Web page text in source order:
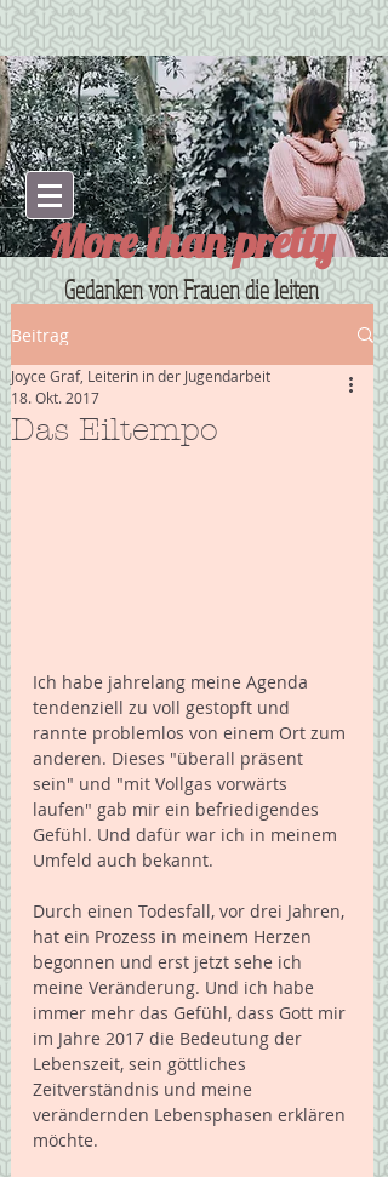
More than pretty
Gedanken von Frauen die leiten
Beitrag
Das Eiltempo
Joyce Graf, Leiterin in der Jugendarbeit
18. Okt. 2017
Ich habe jahrelang meine Agenda
tendenziell zu voll gestopft und
rannte problemlos von einem Ort zum
anderen. Dieses "überall präsent
sein" und "mit Vollgas vorwärts
laufen" gab mir ein befriedigendes
Gefühl. Und dafür war ich in meinem
Umfeld auch bekannt.
Durch einen Todesfall, vor drei Jahren,
hat ein Prozess in meinem Herzen
begonnen und erst jetzt sehe ich
meine Veränderung. Und ich habe
immer mehr das Gefühl, dass Gott mir
im Jahre 2017 die Bedeutung der
Lebenszeit, sein göttliches
Zeitverständnis und meine
verändernden Lebensphasen erklären
möchte.